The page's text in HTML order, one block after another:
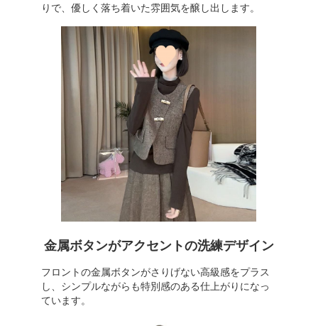
りで、優しく落ち着いた雰囲気を醸し出します。
金属ボタンがアクセントの洗練デザイン
フロントの金属ボタンがさりげない高級感をプラス
し、シンプルながらも特別感のある仕上がりになっ
ています。